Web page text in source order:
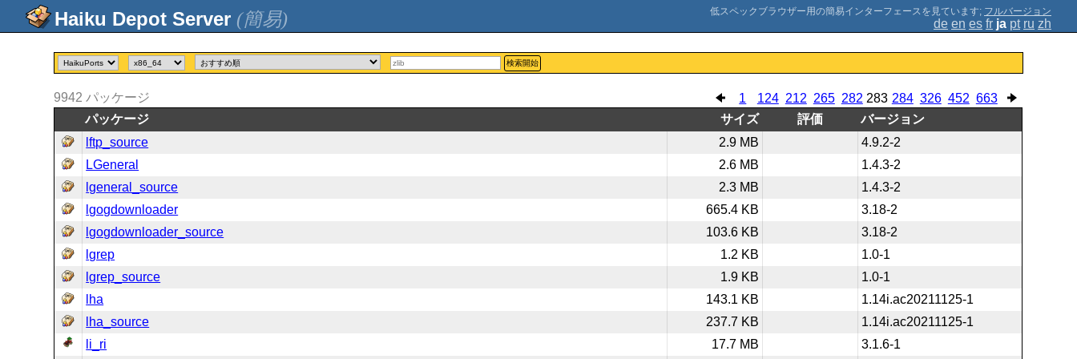
(簡易) ; フルバージョン
de en es fr ja pt ru zh
検索開始
1 124 212 265 282 283 284 326 452 663
9942 パッケージ
パッケージ
サイズ 評価
バージョン
lftp_source
2.9 MB
4.9.2-2
LGeneral
2.6 MB
1.4.3-2
lgeneral_source
2.3 MB
1.4.3-2
lgogdownloader
665.4 KB
3.18-2
lgogdownloader_source
103.6 KB
3.18-2
lgrep
1.2 KB
1.0-1
lgrep_source
1.9 KB
1.0-1
lha
143.1 KB
1.14i.ac20211125-1
lha_source
237.7 KB
1.14i.ac20211125-1
li_ri
17.7 MB 3.1.6-1